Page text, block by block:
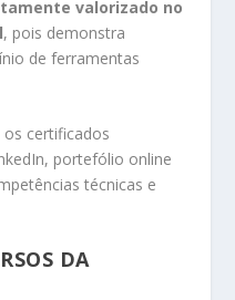
valorizado no
, pois demonstra
de ferramentas
certificados
portefólio online
técnicas e
DA